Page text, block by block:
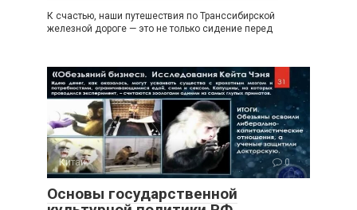
К счастью, наши путешествия по Транссибирской
железной дороге — это не только сидение перед
Китай 0
Основы государственной